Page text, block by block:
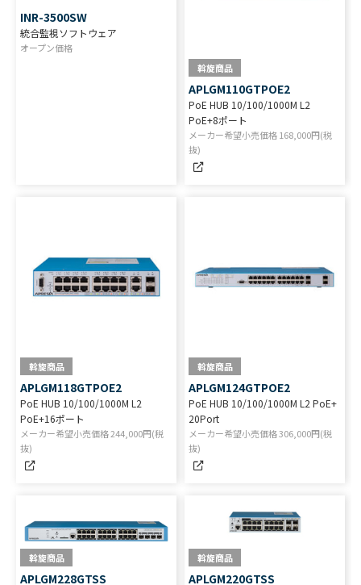
INR-3500SW
統合監視ソフトウェア
オープン価格
斡旋商品
APLGM110GTPOE2
PoE HUB 10/100/1000M L2
PoE+8ポート
メーカー希望小売価格168,000円(税
抜)
斡旋商品
APLGM118GTPOE2
PoE HUB 10/100/1000M L2
PoE+16ポート
メーカー希望小売価格244,000円(税
抜)
斡旋商品
APLGM124GTPOE2
PoE HUB 10/100/1000M L2 PoE+
20Port
メーカー希望小売価格306,000円(税
抜)
斡旋商品
APLGM228GTSS
斡旋商品
APLGM220GTSS